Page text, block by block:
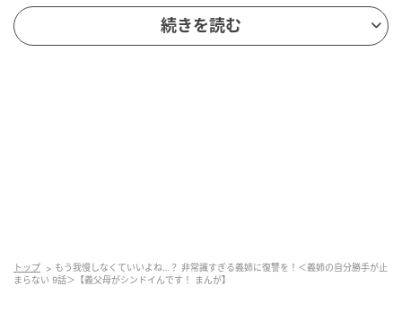
続きを読む
トップ
もう我慢しなくていいよね…？ 非常識すぎる義姉に復讐を！＜義姉の自分勝手が止
まらない 9話＞【義父母がシンドイんです！ まんが】